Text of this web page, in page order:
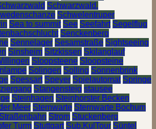
Schwarzwald.
Schwelentruper
Sea to summit See Seefahrt Segelflug
Senckenberg
Sennelager Sesamstraße Sightseeing
Sinsheim Sitzkissen Skilanglauf
Sloopsteene Sloopsteine
Solingen Solling Sonnenbrink
Spessart Speyer Spielautomat Springe
Stangensteig stausee
Steinhagen Steinhorster Becken
Meer Sternwarte Sternwarte Bochum
Straßenbahn Strom Stuckenberg
Turm Stuttgart Sub.KulTour Süntel